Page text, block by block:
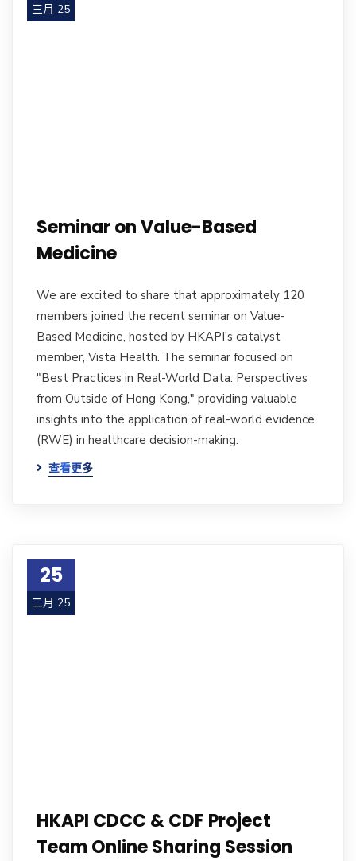
三月 25
Seminar on Value-Based
Medicine
We are excited to share that approximately 120
members joined the recent seminar on Value-
Based Medicine, hosted by HKAPI's catalyst
member, Vista Health. The seminar focused on
"Best Practices in Real-World Data: Perspectives
from Outside of Hong Kong," providing valuable
insights into the application of real-world evidence
(RWE) in healthcare decision-making.
查看更多
25
二月 25
HKAPI CDCC & CDF Project
Team Online Sharing Session